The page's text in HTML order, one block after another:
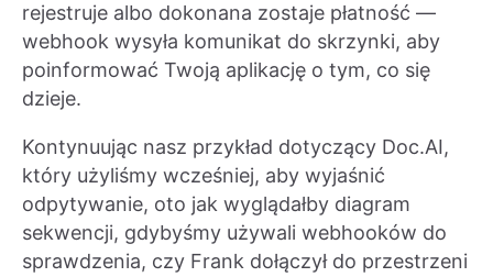
rejestruje albo dokonana zostaje płatność —
webhook wysyła komunikat do skrzynki, aby
poinformować Twoją aplikację o tym, co się
dzieje.
Kontynuując nasz przykład dotyczący Doc.AI,
który użyliśmy wcześniej, aby wyjaśnić
odpytywanie, oto jak wyglądałby diagram
sekwencji, gdybyśmy używali webhooków do
sprawdzenia, czy Frank dołączył do przestrzeni